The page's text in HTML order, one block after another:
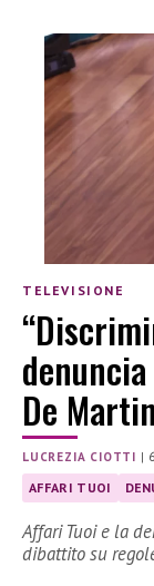
TELEVISIONE
De
LUCREZIA CIOTTI |
AFFARI TUOI
Affari Tuoi e la
dibattito su